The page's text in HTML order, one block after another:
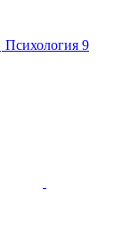
Психология 9